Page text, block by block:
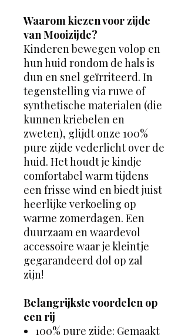
Waarom kiezen voor zijde
van Mooizijde?
Kinderen bewegen volop en
hun huid rondom de hals is
dun en snel geïrriteerd. In
tegenstelling via ruwe of
synthetische materialen (die
kunnen kriebelen en
zweten), glijdt onze 100%
pure zijde vederlicht over de
huid. Het houdt je kindje
comfortabel warm tijdens
een frisse wind en biedt juist
heerlijke verkoeling op
warme zomerdagen. Een
duurzaam en waardevol
accessoire waar je kleintje
gegarandeerd dol op zal
zijn!
Belangrijkste voordelen op
een rij
100% pure zijde: Gemaakt